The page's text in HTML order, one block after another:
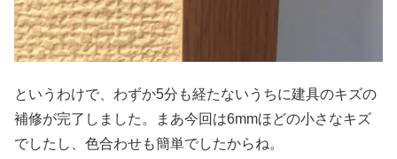
というわけで、わずか5分も経たないうちに建具のキズの
補修が完了しました。まあ今回は6mmほどの小さなキズ
でしたし、色合わせも簡単でしたからね。